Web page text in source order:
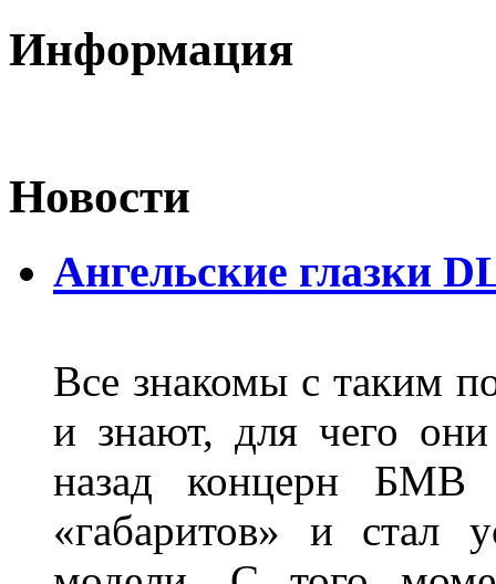
Информация
Новости
Ангельские глазки
Все знакомы с таким
и знают, для чего
назад концерн БМВ
«габаритов» и стал